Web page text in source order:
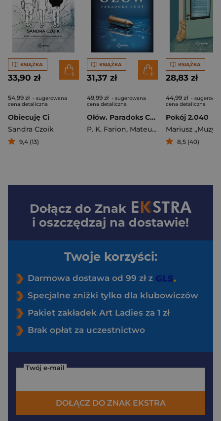
KSIĄŻKA
33,90 zł
54,99 zł - sugerowana
cena detaliczna
Obiecuję Ci
Sandra Czoik
9,4 (13)
KSIĄŻKA
31,37 zł
49,99 zł - sugerowana
cena detaliczna
Ołów. Paradoks Cnót. Tom 6
P. K. Farion, Mateusz Gostyński
KSIĄŻKA
28,83 zł
44,99 zł -
cena detaliczna
Pokój 2.040
8,5 (40)
Dołącz do Znak
i oszczędzaj na dostawie!
Twoje korzyści:
Darmowa dostawa od 99 zł z
Specjalne zniżki tylko dla klubowiczów
Pakiet zakładek Art Ladies za 1 zł
Brak opłat za uczestnictwo
Twój e-mail
DOŁĄCZ DO ZNAK EKSTRA